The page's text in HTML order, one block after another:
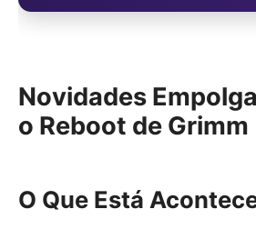
Novidades
o Reboot de Grimm
O Que Está